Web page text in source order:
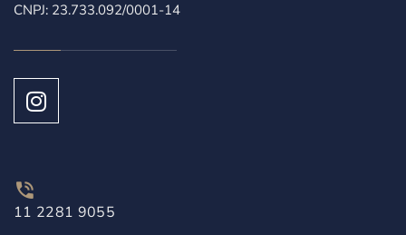
CNPJ: 23.733.092/0001-14
11 2281 9055